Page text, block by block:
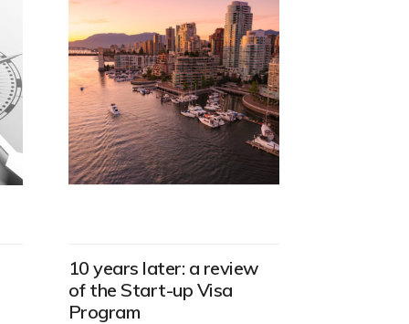
10 years later: a review
of the Start-up Visa
Program